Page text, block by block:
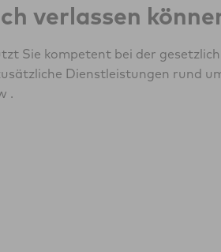
verlassen
Sie kompetent bei der
Dienstleistungen rund
.